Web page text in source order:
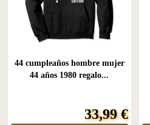
44 cumpleaños hombre mujer
44 años 1980 regalo...
33,99 €